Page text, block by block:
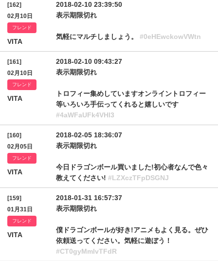
[162]
02月10日
フレンド
VITA
2018-02-10 23:39:50
表示期限切れ
気軽にマルチしましょう。 #0eHEwckowVWtn
[161]
02月10日
フレンド
VITA
2018-02-10 09:43:27
表示期限切れ
トロフィー集めしていますオンライントロフィー
等いろいろ手伝ってくれると嬉しいです
#4aWFaUFk4VHl3
[160]
02月05日
フレンド
VITA
2018-02-05 18:36:07
表示期限切れ
今日ドラゴンボール買いました!初心者なんで色々
教えてください! #LZXczTFpDSGNJ
[159]
01月31日
フレンド
VITA
2018-01-31 16:57:37
表示期限切れ
僕ドラゴンボールが好き!アニメもよく見る。ぜひ
依頼送ってください。気軽に遊ぼう！
#CT0gyMmlvTFdR